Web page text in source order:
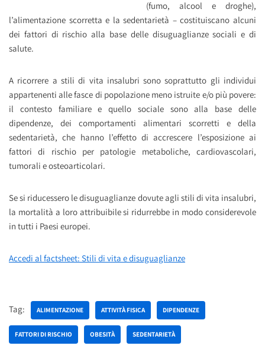
(fumo, alcool e droghe),
l’alimentazione scorretta e la sedentarietà – costituiscano alcuni
dei fattori di rischio alla base delle disuguaglianze sociali e di
salute.
A ricorrere a stili di vita insalubri sono soprattutto gli individui
appartenenti alle fasce di popolazione meno istruite e/o più povere:
il contesto familiare e quello sociale sono alla base delle
dipendenze, dei comportamenti alimentari scorretti e della
sedentarietà, che hanno l’effetto di accrescere l’esposizione ai
fattori di rischio per patologie metaboliche, cardiovascolari,
tumorali e osteoarticolari.
Se si riducessero le disuguaglianze dovute agli stili di vita insalubri,
la mortalità a loro attribuibile si ridurrebbe in modo considerevole
in tutti i Paesi europei.
Accedi al factsheet: Stili di vita e disuguaglianze
Tag: ALIMENTAZIONE ATTIVITÀ FISICA DIPENDENZE
FATTORI DI RISCHIO OBESITÀ SEDENTARIETÀ